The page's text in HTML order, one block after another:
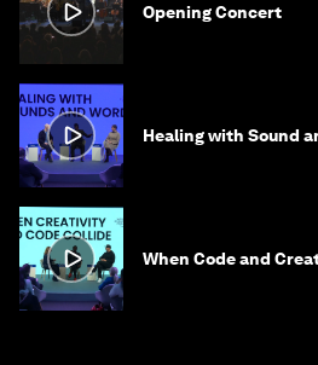
Opening Concert
Healing with Sound
When Code and